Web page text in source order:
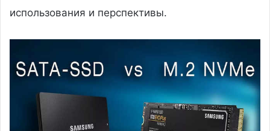
использования и перспективы.